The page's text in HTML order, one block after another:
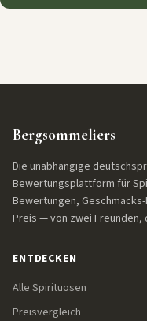
Bergsommeliers
Die unabhängige
Bewertungsplattform für
Bewertungen,
Preis — von zwei Freunden,
ENTDECKEN
Alle Spirituosen
Preisvergleich